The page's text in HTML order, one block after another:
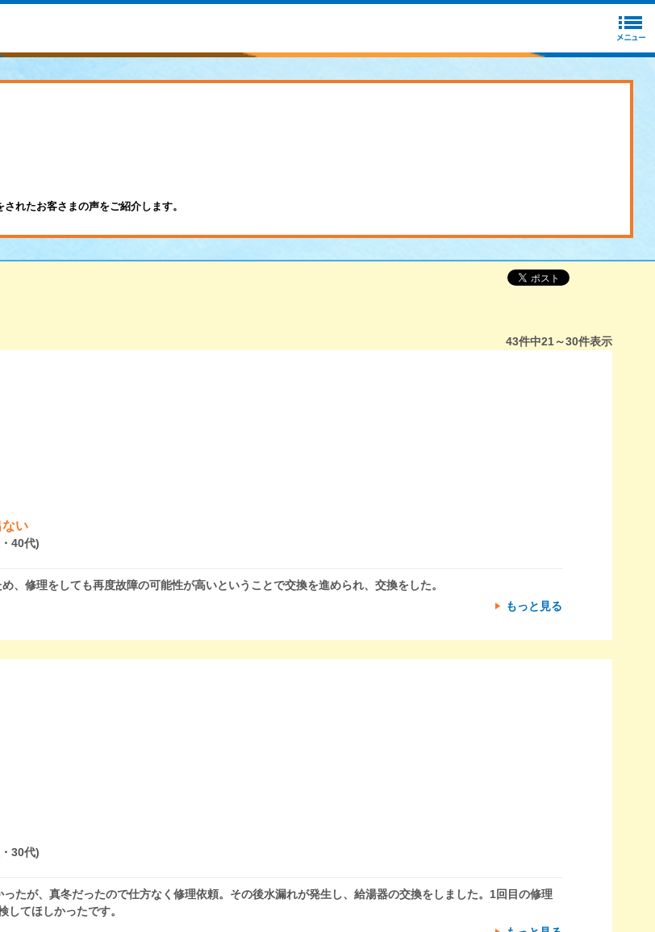
れたお客さまの声をご紹介します。
43件中21～30件表示
い
40代)
、修理をしても再度故障の可能性が高いということで交換を進められ、交換をした。
もっと見る
30代)
たが、真冬だったので仕方なく修理依頼。その後水漏れが発生し、給湯器の交換をしました。1回目の修理
てほしかったです。